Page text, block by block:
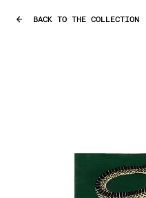
BACK TO THE COLLECTION